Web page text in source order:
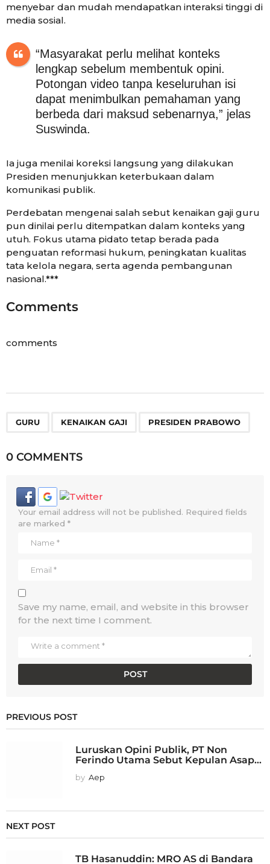
menyebar dan mudah mendapatkan interaksi tinggi di
media sosial.
“Masyarakat perlu melihat konteks
lengkap sebelum membentuk opini.
Potongan video tanpa keseluruhan isi
dapat menimbulkan pemahaman yang
berbeda dari maksud sebenarnya,” jelas
Suswinda.
Ia juga menilai koreksi langsung yang dilakukan
Presiden menunjukkan keterbukaan dalam
komunikasi publik.
Perdebatan mengenai salah sebut kenaikan gaji guru
pun dinilai perlu ditempatkan dalam konteks yang
utuh. Fokus utama pidato tetap berada pada
penguatan reformasi hukum, peningkatan kualitas
tata kelola negara, serta agenda pembangunan
nasional.***
Comments
comments
GURU KENAIKAN GAJI PRESIDEN PRABOWO
0 COMMENTS
Your email address will not be published. Required fields
are marked *
Save my name, email, and website in this browser
for the next time I comment.
PREVIOUS POST
Luruskan Opini Publik, PT Non
Ferindo Utama Sebut Kepulan Asap...
by Aep
NEXT POST
TB Hasanuddin: MRO AS di Bandara